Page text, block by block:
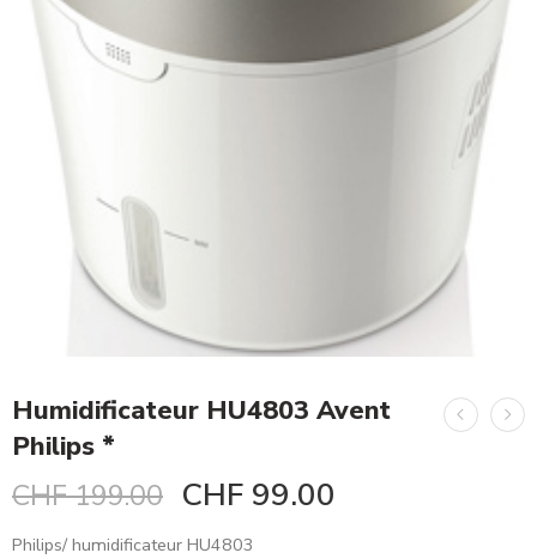
Humidificateur HU4803 Avent
Philips *
CHF199.00 CHF 99.00
Philips/ humidificateur HU4803